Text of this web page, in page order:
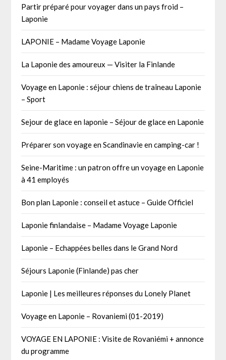
Partir préparé pour voyager dans un pays froid –
Laponie
LAPONIE – Madame Voyage Laponie
La Laponie des amoureux — Visiter la Finlande
Voyage en Laponie : séjour chiens de traîneau Laponie
– Sport
Sejour de glace en laponie – Séjour de glace en Laponie
Préparer son voyage en Scandinavie en camping-car !
Seine-Maritime : un patron offre un voyage en Laponie
à 41 employés
Bon plan Laponie : conseil et astuce – Guide Officiel
Laponie finlandaise – Madame Voyage Laponie
Laponie – Echappées belles dans le Grand Nord
Séjours Laponie (Finlande) pas cher
Laponie | Les meilleures réponses du Lonely Planet
Voyage en Laponie – Rovaniemi (01-2019)
VOYAGE EN LAPONIE : Visite de Rovaniémi + annonce
du programme